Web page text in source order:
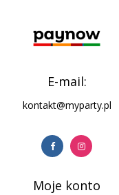
E-mail:
kontakt@myparty.pl
Moje konto